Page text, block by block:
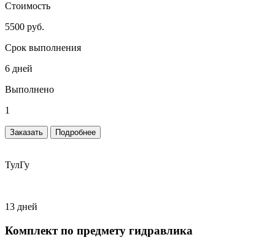
Стоимость
5500 руб.
Срок выполнения
6 дней
Выполнено
1
Заказать Подробнее
ТулГу
13 дней
Комплект по предмету гидравлика